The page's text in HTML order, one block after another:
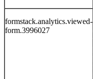
formstack.analytics.viewed-
form.3996027